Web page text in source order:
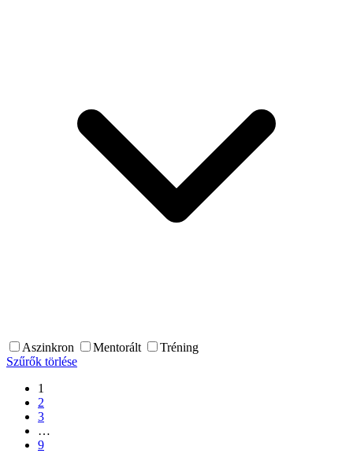
Aszinkron Mentorált
Tréning
Szűrők törlése
1
2
3
…
9